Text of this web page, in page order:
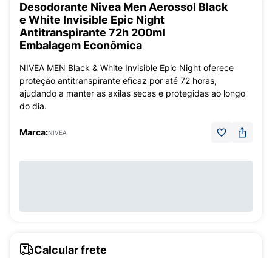
Desodorante Nivea Men Aerossol Black
e White Invisible Epic Night
Antitranspirante 72h 200ml
Embalagem Econômica
NIVEA MEN Black & White Invisible Epic Night oferece
proteção antitranspirante eficaz por até 72 horas,
ajudando a manter as axilas secas e protegidas ao longo
do dia.
Marca:NIVEA
Calcular frete